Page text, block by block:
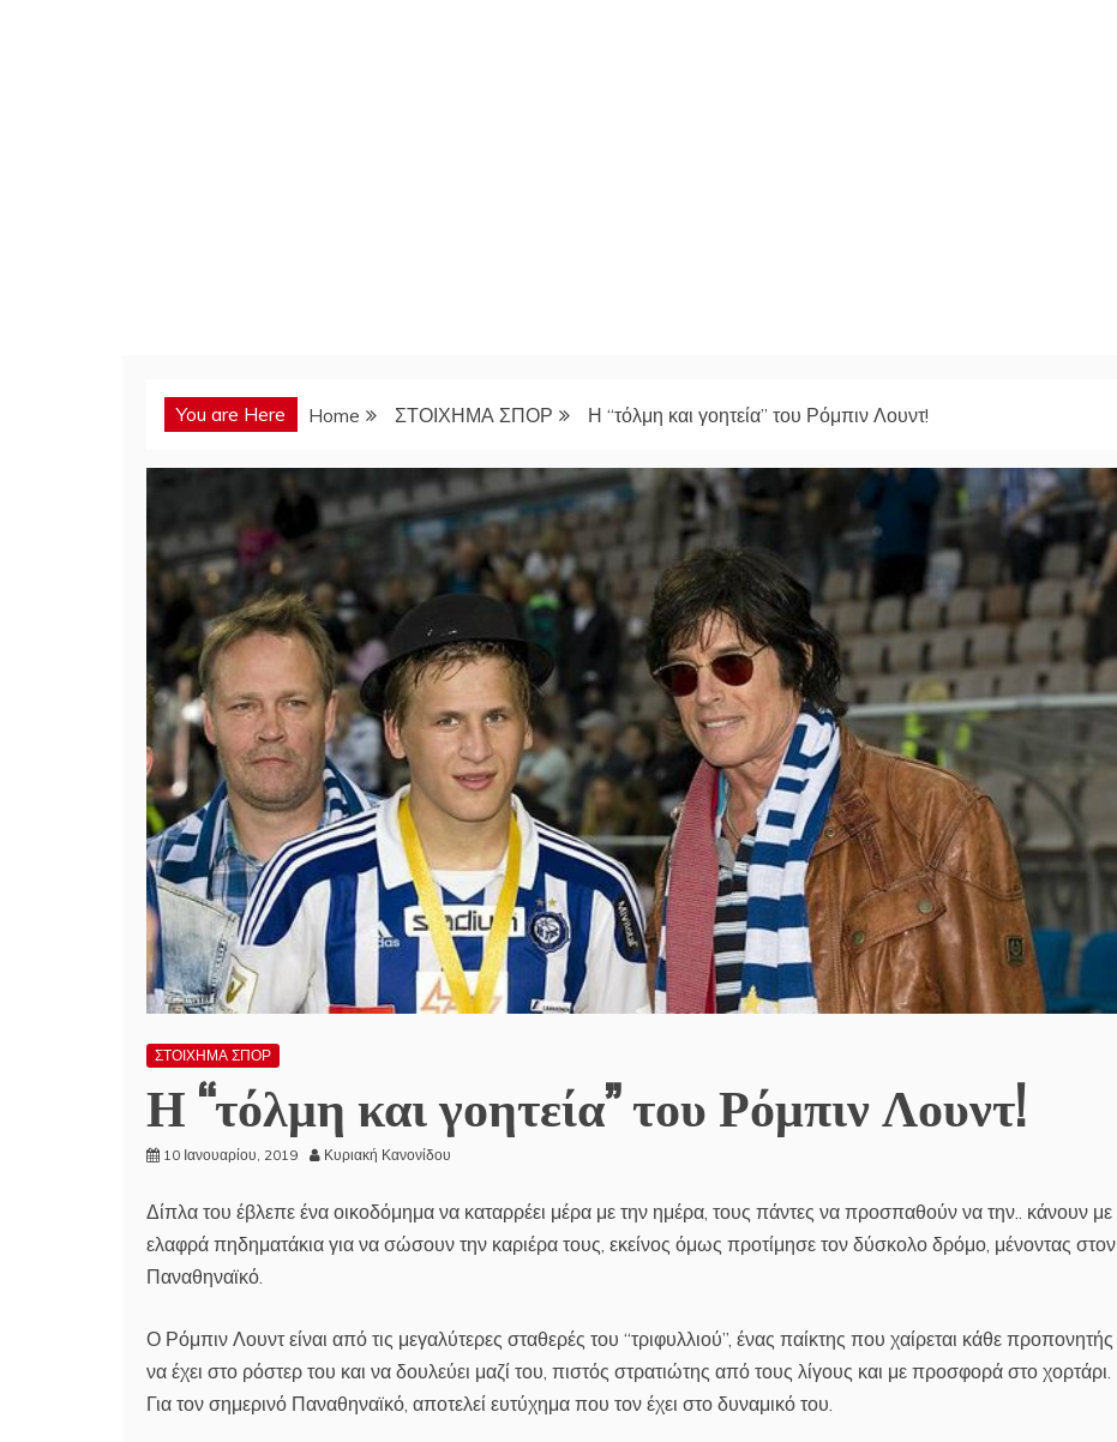
You are Here Home ΣΤΟΙΧΗΜΑ ΣΠΟΡ Η “τόλμη και γοητεία” του Ρόμπιν Λουντ!
ΣΤΟΙΧΗΜΑ ΣΠΟΡ
Η “τόλμη και γοητεία” του Ρόμπιν Λουντ!
10 Ιανουαρίου, 2019 Κυριακή Κανονίδου
Δίπλα του έβλεπε ένα οικοδόμημα να καταρρέει μέρα με την ημέρα, τους πάντες να προσπαθούν να την.. κάνουν με
ελαφρά πηδηματάκια για να σώσουν την καριέρα τους, εκείνος όμως προτίμησε τον δύσκολο δρόμο, μένοντας στον
Παναθηναϊκό.
Ο Ρόμπιν Λουντ είναι από τις μεγαλύτερες σταθερές του “τριφυλλιού”, ένας παίκτης που χαίρεται κάθε προπονητής
να έχει στο ρόστερ του και να δουλεύει μαζί του, πιστός στρατιώτης από τους λίγους και με προσφορά στο χορτάρι.
Για τον σημερινό Παναθηναϊκό, αποτελεί ευτύχημα που τον έχει στο δυναμικό του.